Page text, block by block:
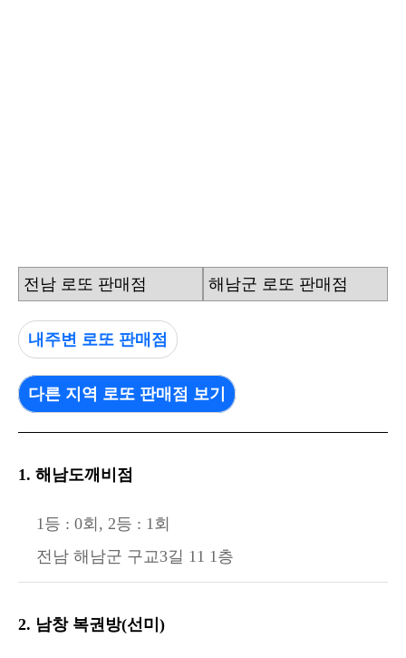
전남 로또 판매점 해남군 로또 판매점
내주변 로또 판매점
다른 지역 로또 판매점 보기
1. 해남도깨비점
1등 : 0회, 2등 : 1회
전남 해남군 구교3길 11 1층
2. 남창 복권방(선미)